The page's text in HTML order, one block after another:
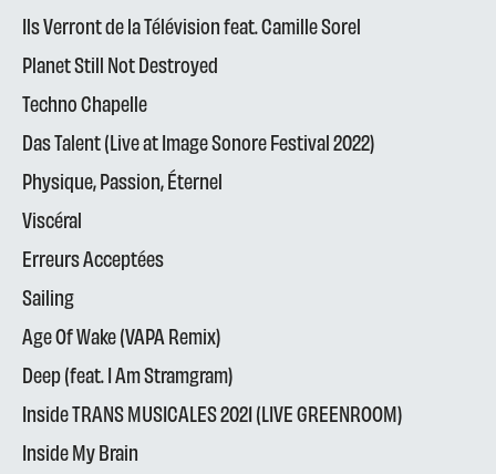
Ils Verront de la Télévision feat. Camille Sorel
Planet Still Not Destroyed
Techno Chapelle
Das Talent (Live at Image Sonore Festival 2022)
Physique, Passion, Éternel
Viscéral
Erreurs Acceptées
Sailing
Age Of Wake (VAPA Remix)
Deep (feat. I Am Stramgram)
Inside TRANS MUSICALES 2021 (LIVE GREENROOM)
Inside My Brain